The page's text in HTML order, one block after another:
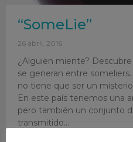
“SomeLie”
26 abril, 2016
¿Alguien miente?
se generan entre
no tiene que ser un
En este país tenemos una
pero también un conjunto
transmitido